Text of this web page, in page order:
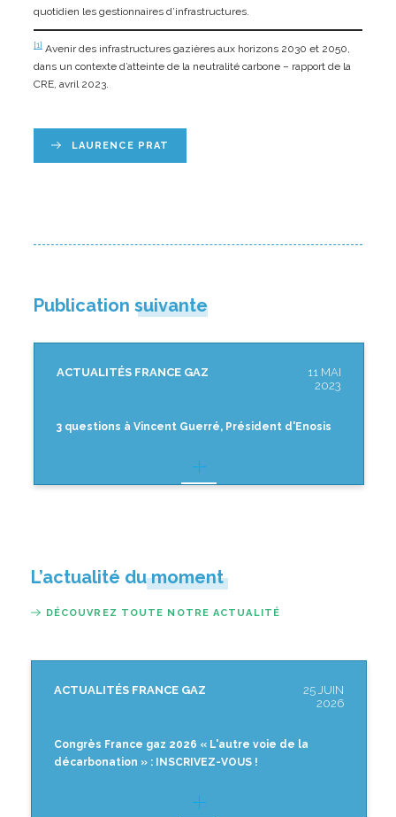
quotidien les gestionnaires d’infrastructures.
[1] Avenir des infrastructures gazières aux horizons 2030 et 2050,
dans un contexte d’atteinte de la neutralité carbone – rapport de la
CRE, avril 2023.
LAURENCE PRAT
Publication suivante
ACTUALITÉS FRANCE GAZ
11 MAI
2023
3 questions à Vincent Guerré, Président d'Enosis
L’actualité du moment
DÉCOUVREZ TOUTE NOTRE ACTUALITÉ
ACTUALITÉS FRANCE GAZ
25 JUIN
2026
Congrès France gaz 2026 « L'autre voie de la
décarbonation » : INSCRIVEZ-VOUS !